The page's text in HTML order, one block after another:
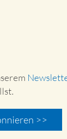
>>